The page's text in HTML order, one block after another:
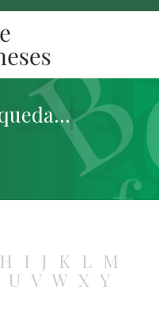
H I J K L M
U V W X Y